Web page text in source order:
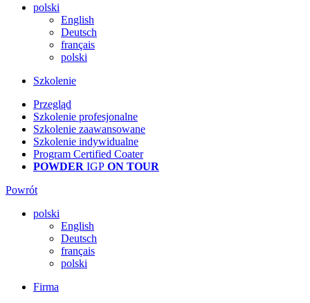
polski
English
Deutsch
français
polski
Szkolenie
Przegląd
Szkolenie profesjonalne
Szkolenie zaawansowane
Szkolenie indywidualne
Program Certified Coater
POWDER IGP ON TOUR
Powrót
polski
English
Deutsch
français
polski
Firma